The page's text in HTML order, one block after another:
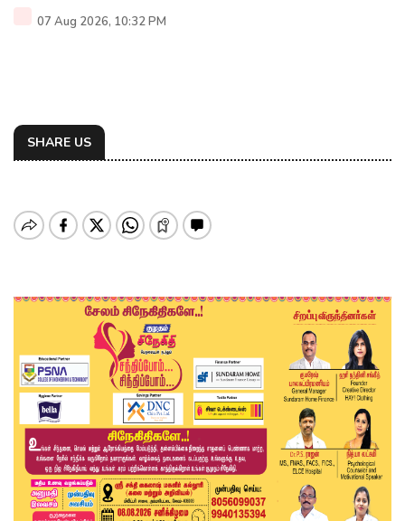
07 Aug 2026, 10:32 PM
SHARE US